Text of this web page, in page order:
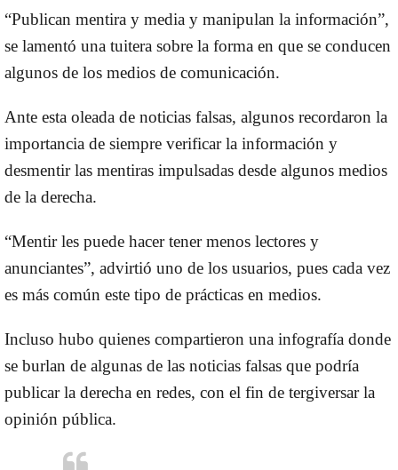
“Publican mentira y media y manipulan la información”,
se lamentó una tuitera sobre la forma en que se conducen
algunos de los medios de comunicación.
Ante esta oleada de noticias falsas, algunos recordaron la
importancia de siempre verificar la información y
desmentir las mentiras impulsadas desde algunos medios
de la derecha.
“Mentir les puede hacer tener menos lectores y
anunciantes”, advirtió uno de los usuarios, pues cada vez
es más común este tipo de prácticas en medios.
Incluso hubo quienes compartieron una infografía donde
se burlan de algunas de las noticias falsas que podría
publicar la derecha en redes, con el fin de tergiversar la
opinión pública.